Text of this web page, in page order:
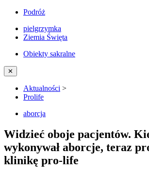
Podróż
pielgrzymka
Ziemia Święta
Obiekty sakralne
✕
Aktualności >
Prolife
aborcja
Widzieć oboje pacjentów.
wykonywał aborcje, teraz
klinikę pro-life